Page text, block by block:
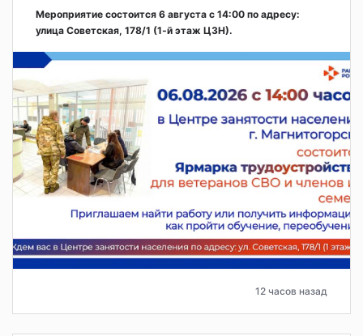
Мероприятие состоится 6 августа с 14:00 по адресу:
улица Советская, 178/1 (1‑й этаж ЦЗН).
12 часов назад